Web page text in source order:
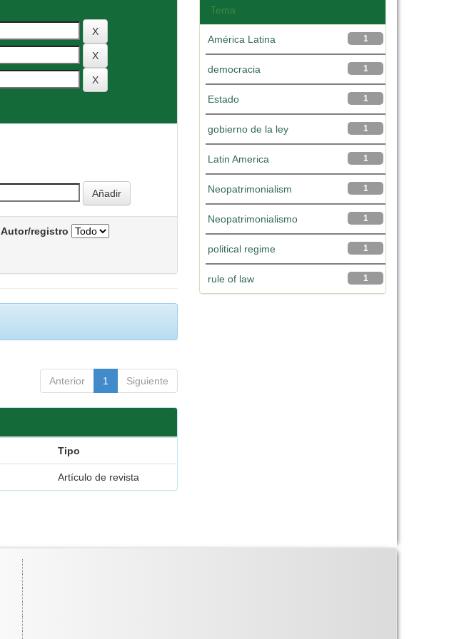
Autor/registro
Anterior 1 Siguiente
Tipo
Artículo de revista
Tema
1
América Latina
1
democracia
1
Estado
1
gobierno de la ley
1
Latin America
1
Neopatrimonialism
1
Neopatrimonialismo
1
political regime
1
rule of law